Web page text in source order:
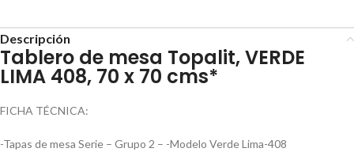
Descripción
Tablero de mesa Topalit, VERDE
LIMA 408, 70 x 70 cms*
FICHA TÉCNICA:
-Tapas de mesa Serie – Grupo 2 – -Modelo Verde Lima-408